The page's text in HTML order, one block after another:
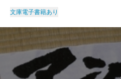
文庫電子書籍あり